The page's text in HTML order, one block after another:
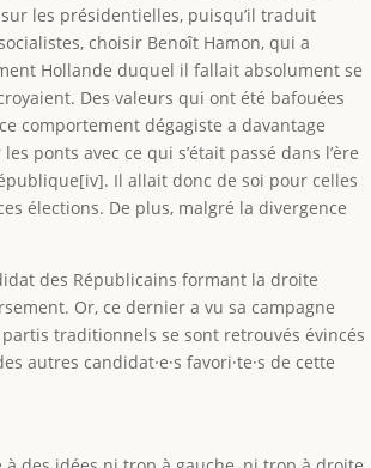
les présidentielles, puisqu’il traduit
choisir Benoît Hamon, qui a
Hollande duquel il fallait absolument se
Des valeurs qui ont été bafouées
comportement dégagiste a davantage
ponts avec ce qui s’était passé dans l’ère
Il allait donc de soi pour celles
élections. De plus, malgré la divergence
des Républicains formant la droite
Or, ce dernier a vu sa campagne
traditionnels se sont retrouvés évincés
autres candidat·e·s favori·te·s de cette